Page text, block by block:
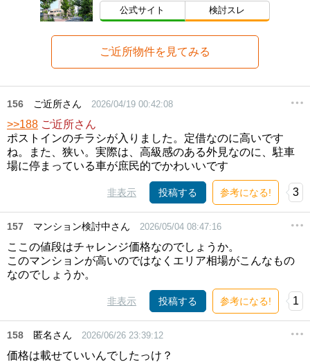
公式サイト 検討スレ
ご近所物件を見てみる
156 ご近所さん 2026/04/19 00:42:08
>>188 ご近所さん
ポストインのチラシが入りました。定借なのに高いです
ね。また、狭い。実際は、高級感のある外見なのに、駐車
場に停まっている車が庶民的でかわいいです
非表示 投稿する 参考になる! 3
157 マンション検討中さん 2026/05/04 08:47:16
ここの値段はチャレンジ価格なのでしょうか。
このマンションが高いのではなくエリア相場がこんなもの
なのでしょうか。
非表示 投稿する 参考になる! 1
158 匿名さん 2026/06/26 23:39:12
価格は載せていいんでしたっけ？